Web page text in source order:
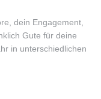
dein Engagement,
Gute für deine
in unterschiedlichen